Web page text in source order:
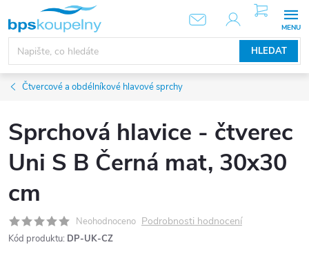
obsah
HLEDAT
NÁKUPNÍ
KOŠÍK
Čtvercové a obdélníkové hlavové sprchy
Sprchová hlavice - čtverec
Uni S B Černá mat, 30x30
cm
Neohodnoceno Podrobnosti hodnocení
Kód produktu: DP-UK-CZ